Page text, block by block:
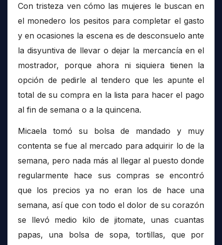
Con tristeza ven cómo las mujeres le buscan en
el monedero los pesitos para completar el gasto
y en ocasiones la escena es de desconsuelo ante
la disyuntiva de llevar o dejar la mercancía en el
mostrador, porque ahora ni siquiera tienen la
opción de pedirle al tendero que les apunte el
total de su compra en la lista para hacer el pago
al fin de semana o a la quincena.
Micaela tomó su bolsa de mandado y muy
contenta se fue al mercado para adquirir lo de la
semana, pero nada más al llegar al puesto donde
regularmente hace sus compras se encontró
que los precios ya no eran los de hace una
semana, así que con todo el dolor de su corazón
se llevó medio kilo de jitomate, unas cuantas
papas, una bolsa de sopa, tortillas, que por